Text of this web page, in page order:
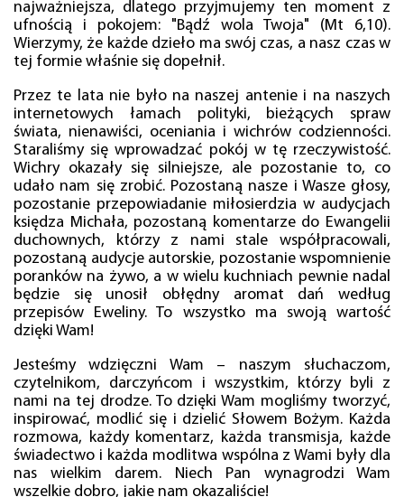
najważniejsza, dlatego przyjmujemy ten moment z
ufnością i pokojem: "Bądź wola Twoja" (Mt 6,10).
Wierzymy, że każde dzieło ma swój czas, a nasz czas w
tej formie właśnie się dopełnił.
Przez te lata nie było na naszej antenie i na naszych
internetowych łamach polityki, bieżących spraw
świata, nienawiści, oceniania i wichrów codzienności.
Staraliśmy się wprowadzać pokój w tę rzeczywistość.
Wichry okazały się silniejsze, ale pozostanie to, co
udało nam się zrobić. Pozostaną nasze i Wasze głosy,
pozostanie przepowiadanie miłosierdzia w audycjach
księdza Michała, pozostaną komentarze do Ewangelii
duchownych, którzy z nami stale współpracowali,
pozostaną audycje autorskie, pozostanie wspomnienie
poranków na żywo, a w wielu kuchniach pewnie nadal
będzie się unosił obłędny aromat dań według
przepisów Eweliny. To wszystko ma swoją wartość
dzięki Wam!
Jesteśmy wdzięczni Wam – naszym słuchaczom,
czytelnikom, darczyńcom i wszystkim, którzy byli z
nami na tej drodze. To dzięki Wam mogliśmy tworzyć,
inspirować, modlić się i dzielić Słowem Bożym. Każda
rozmowa, każdy komentarz, każda transmisja, każde
świadectwo i każda modlitwa wspólna z Wami były dla
nas wielkim darem. Niech Pan wynagrodzi Wam
wszelkie dobro, jakie nam okazaliście!